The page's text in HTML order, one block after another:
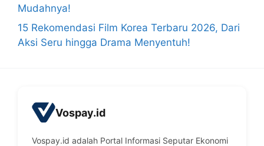
Mudahnya!
15 Rekomendasi Film Korea Terbaru 2026, Dari
Aksi Seru hingga Drama Menyentuh!
Vospay.id
Vospay.id adalah Portal Informasi Seputar Ekonomi